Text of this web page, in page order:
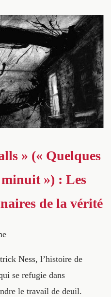
» (« Quelques
») : Les
de la vérité
Ness, l’histoire de
se refugie dans
le travail de deuil.